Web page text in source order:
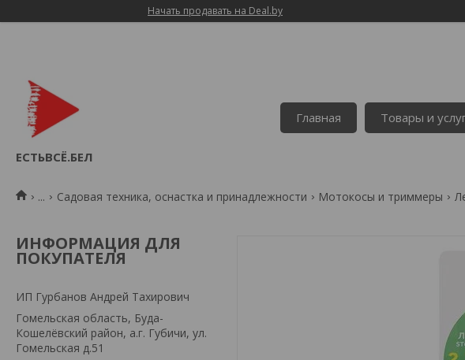
Начать продавать на Deal.by
ЕСТЬВСЁ.БЕЛ
Главная Товары и
... Садовая техника, оснастка и принадлежности Мотокосы и триммеры
ИНФОРМАЦИЯ ДЛЯ
ПОКУПАТЕЛЯ
ИП Гурбанов Андрей Тахирович
Гомельская область, Буда-
Кошелёвский район, а.г. Губичи, ул.
Гомельская д.51